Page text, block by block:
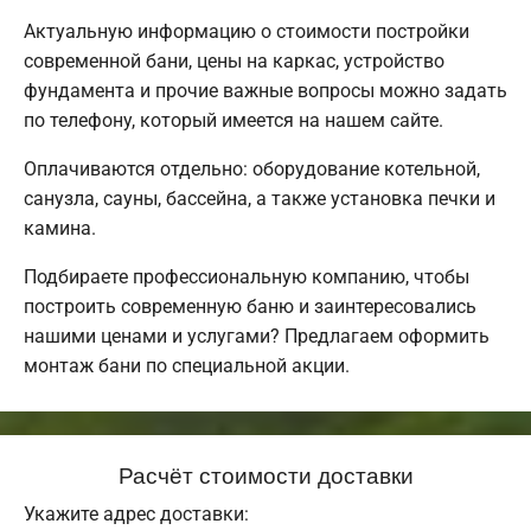
Актуальную информацию о стоимости постройки
современной бани, цены на каркас, устройство
фундамента и прочие важные вопросы можно задать
по телефону, который имеется на нашем сайте.
Оплачиваются отдельно: оборудование котельной,
санузла, сауны, бассейна, а также установка печки и
камина.
Подбираете профессиональную компанию, чтобы
построить современную баню и заинтересовались
нашими ценами и услугами? Предлагаем оформить
монтаж бани по специальной акции.
Расчёт стоимости доставки
Укажите адрес доставки: